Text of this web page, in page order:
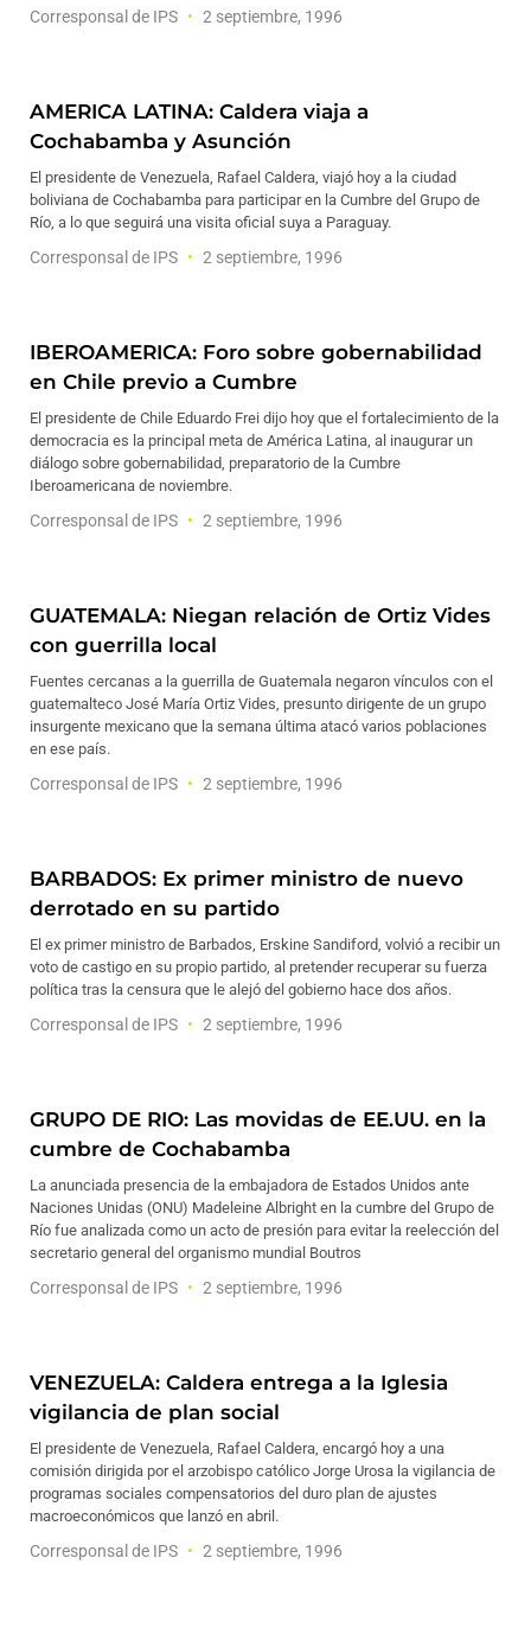
Corresponsal de IPS 2 septiembre, 1996
AMERICA LATINA: Caldera viaja a
Cochabamba y Asunción
El presidente de Venezuela, Rafael Caldera, viajó hoy a la ciudad
boliviana de Cochabamba para participar en la Cumbre del Grupo de
Río, a lo que seguirá una visita oficial suya a Paraguay.
Corresponsal de IPS 2 septiembre, 1996
IBEROAMERICA: Foro sobre gobernabilidad
en Chile previo a Cumbre
El presidente de Chile Eduardo Frei dijo hoy que el fortalecimiento de la
democracia es la principal meta de América Latina, al inaugurar un
diálogo sobre gobernabilidad, preparatorio de la Cumbre
Iberoamericana de noviembre.
Corresponsal de IPS 2 septiembre, 1996
GUATEMALA: Niegan relación de Ortiz Vides
con guerrilla local
Fuentes cercanas a la guerrilla de Guatemala negaron vínculos con el
guatemalteco José María Ortiz Vides, presunto dirigente de un grupo
insurgente mexicano que la semana última atacó varios poblaciones
en ese país.
Corresponsal de IPS 2 septiembre, 1996
BARBADOS: Ex primer ministro de nuevo
derrotado en su partido
El ex primer ministro de Barbados, Erskine Sandiford, volvió a recibir un
voto de castigo en su propio partido, al pretender recuperar su fuerza
política tras la censura que le alejó del gobierno hace dos años.
Corresponsal de IPS 2 septiembre, 1996
GRUPO DE RIO: Las movidas de EE.UU. en la
cumbre de Cochabamba
La anunciada presencia de la embajadora de Estados Unidos ante
Naciones Unidas (ONU) Madeleine Albright en la cumbre del Grupo de
Río fue analizada como un acto de presión para evitar la reelección del
secretario general del organismo mundial Boutros
Corresponsal de IPS 2 septiembre, 1996
VENEZUELA: Caldera entrega a la Iglesia
vigilancia de plan social
El presidente de Venezuela, Rafael Caldera, encargó hoy a una
comisión dirigida por el arzobispo católico Jorge Urosa la vigilancia de
programas sociales compensatorios del duro plan de ajustes
macroeconómicos que lanzó en abril.
Corresponsal de IPS 2 septiembre, 1996